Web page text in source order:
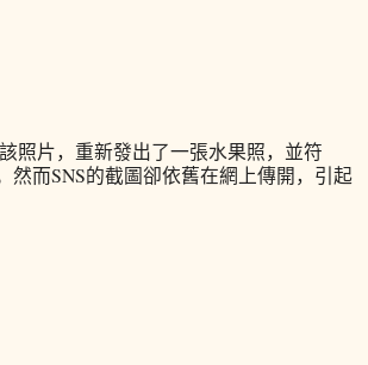
照片，重新發出了一張水果照，並符
然而SNS的截圖卻依舊在網上傳開，引起